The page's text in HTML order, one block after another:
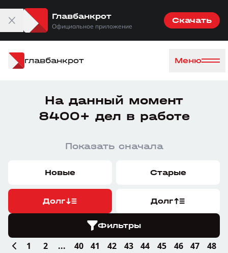
Главбанкрот
Официальное приложение
Скачать
главбанкрот Меню
На данный момент
8400+ дел в работе
Показать сначала
Новые Старые
Долг Долг
Фильтры
1 2 ... 40 41 42 43 44 45 46 47
48